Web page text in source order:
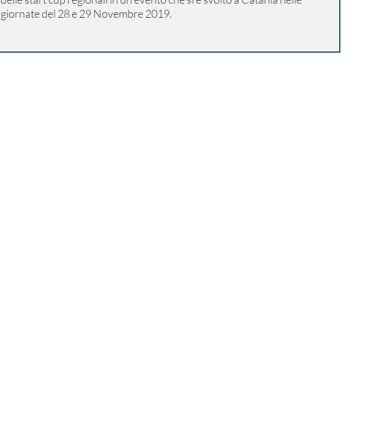
giornate del 28 e 29 Novembre 2019.